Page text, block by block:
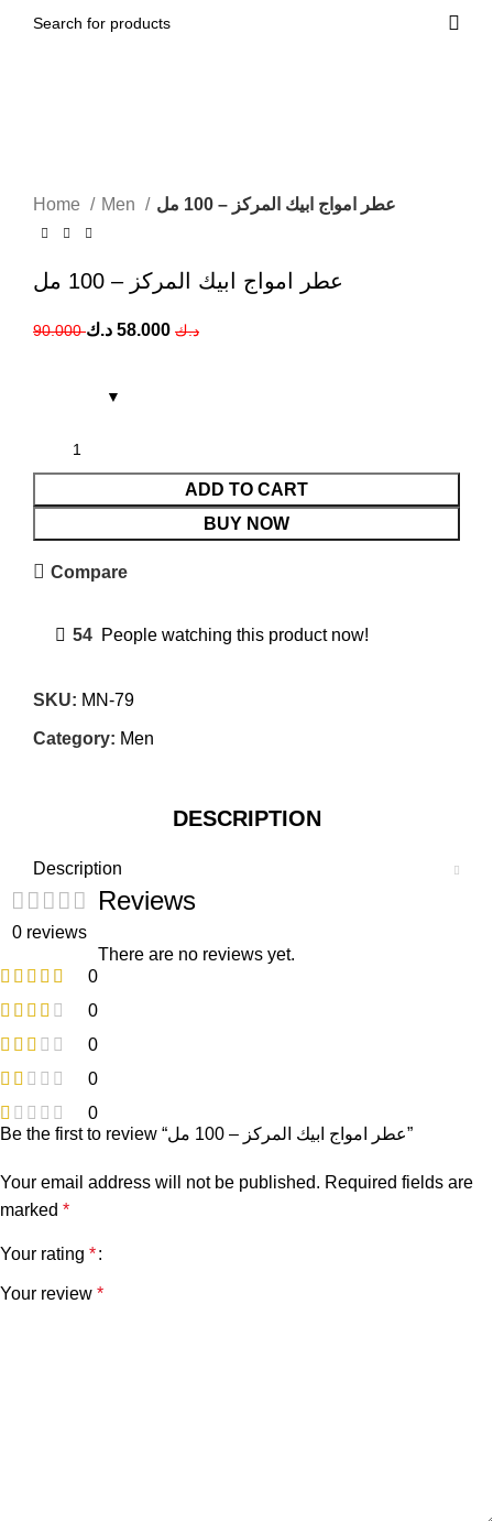
Home Men عطر امواج ابيك المركز – 100 مل
عطر امواج ابيك المركز – 100 مل
90.000 د.ك 58.000 د.ك
ADD TO CART
BUY NOW
Compare
54 People watching this product now!
SKU: MN-79
Category: Men
DESCRIPTION
Description
0 reviews
0
0
0
0
0
Reviews
There are no reviews yet.
Be the first to review “عطر امواج ابيك المركز – 100 مل”
Your email address will not be published. Required fields are
marked *
Your rating *
Your review *